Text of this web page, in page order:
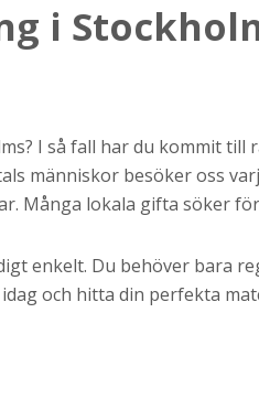
i
I så fall har du kommit
människor besöker oss
Många lokala gifta söker
enkelt. Du behöver bara
och hitta din perfekta